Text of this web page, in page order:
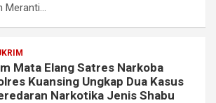
Meranti…
Mata Elang Satres Narkoba
Kuansing Ungkap Dua Kasus
Narkotika Jenis Shabu